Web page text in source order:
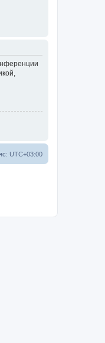
UTC+03:00